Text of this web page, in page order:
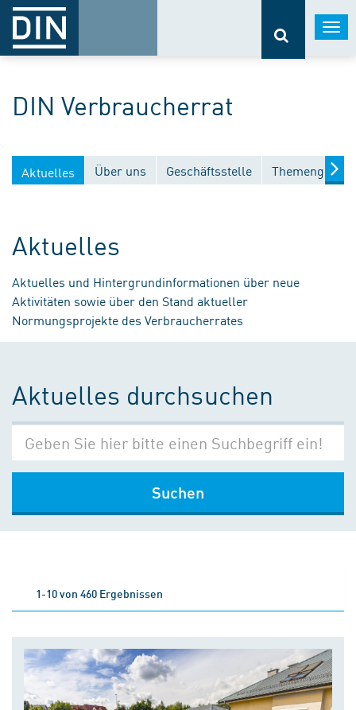
DIN Verbraucherrat
Aktuelles Über uns Geschäftsstelle
Aktuelles
Aktuelles und Hintergrundinformationen über neue
Aktivitäten sowie über den Stand aktueller
Normungsprojekte des Verbraucherrates
Aktuelles durchsuchen
Suchen
1-10 von 460 Ergebnissen